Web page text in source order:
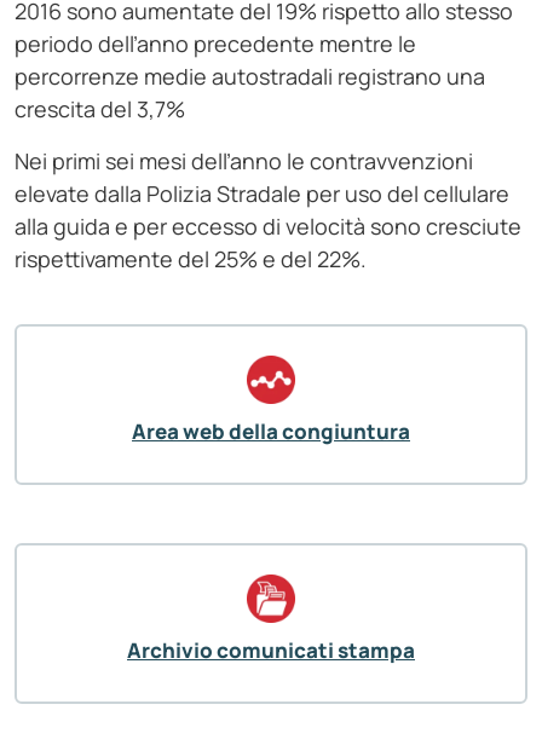
2016 sono aumentate del 19% rispetto allo stesso
periodo dell’anno precedente mentre le
percorrenze medie autostradali registrano una
crescita del 3,7%
Nei primi sei mesi dell’anno le contravvenzioni
elevate dalla Polizia Stradale per uso del cellulare
alla guida e per eccesso di velocità sono cresciute
rispettivamente del 25% e del 22%.
Area web della congiuntura
Archivio comunicati stampa